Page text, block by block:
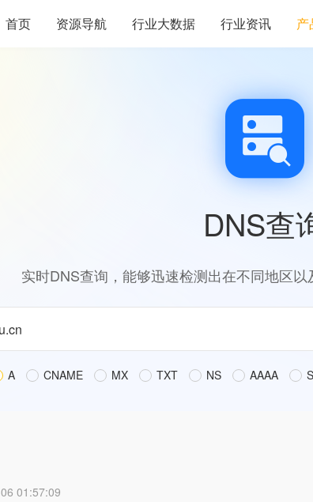
首页 资源导航 行业大数据 行业资讯 产
DNS查
实时DNS查询，能够迅速检测出在不同地区
A CNAME MX TXT NS AAAA
01:57:09